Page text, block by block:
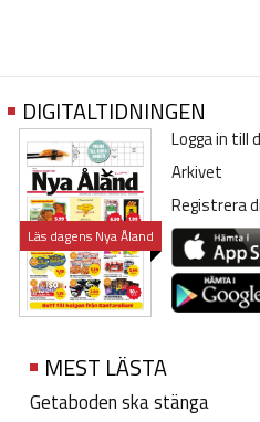
DIGITALTIDNINGEN
Läs dagens Nya Åland
Logga in till
Arkivet
Registrera
MEST LÄSTA
Getaboden ska stänga